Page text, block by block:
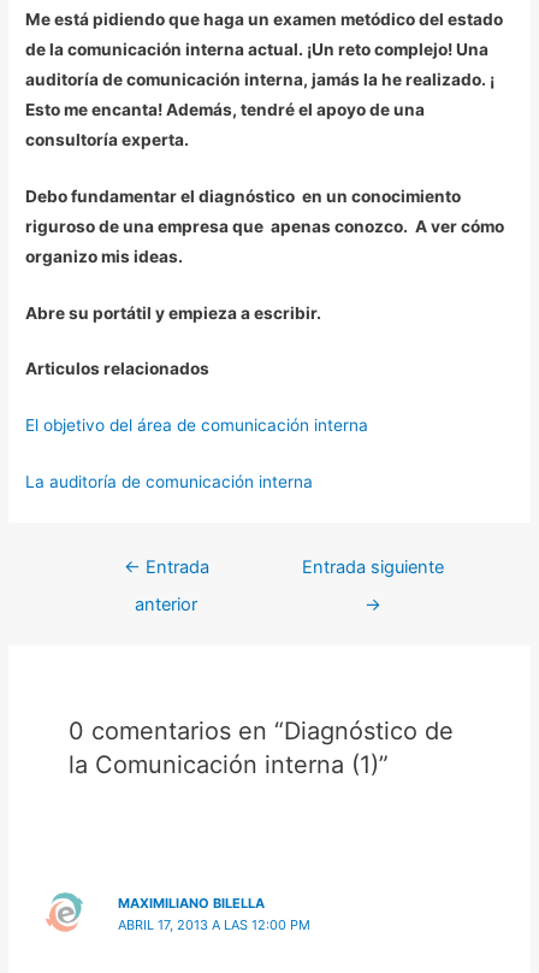
Me está pidiendo que haga un examen metódico del estado
de la comunicación interna actual. ¡Un reto complejo! Una
auditoría de comunicación interna, jamás la he realizado. ¡
Esto me encanta! Además, tendré el apoyo de una
consultoría experta.
Debo fundamentar el diagnóstico en un conocimiento
riguroso de una empresa que apenas conozco. A ver cómo
organizo mis ideas.
Abre su portátil y empieza a escribir.
Articulos relacionados
El objetivo del área de comunicación interna
La auditoría de comunicación interna
← Entrada
anterior
Entrada siguiente
→
0 comentarios en “Diagnóstico de
la Comunicación interna (1)”
MAXIMILIANO BILELLA
ABRIL 17, 2013 A LAS 12:00 PM